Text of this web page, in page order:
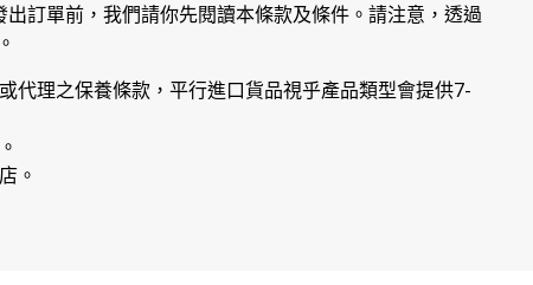
訂單前，我們請你先閱讀本條款及條件。請注意，透過
代理之保養條款，平行進口貨品視乎產品類型會提供7-
。